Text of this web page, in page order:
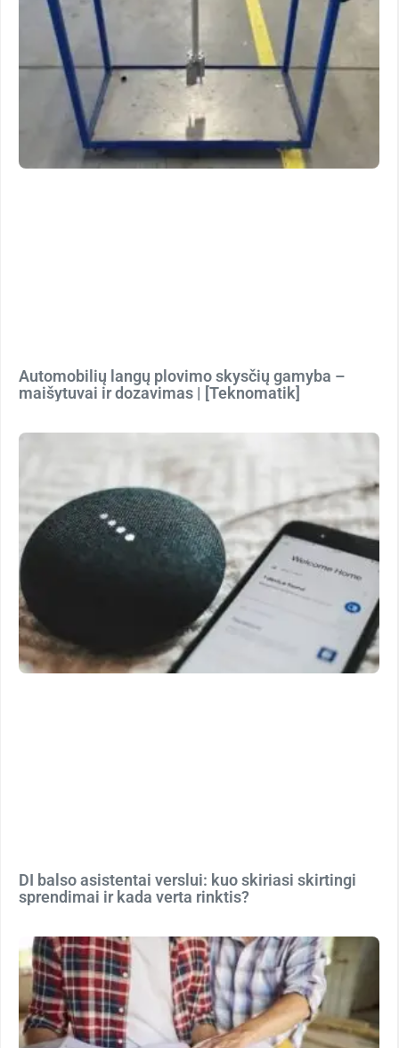
Automobilių langų plovimo skysčių gamyba –
maišytuvai ir dozavimas | [Teknomatik]
DI balso asistentai verslui: kuo skiriasi skirtingi
sprendimai ir kada verta rinktis?